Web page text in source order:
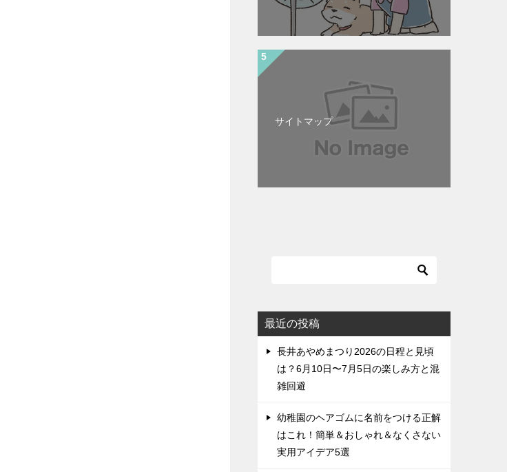
サイトマップ
最近の投稿
長井あやめまつり2026の日程と見頃
は？6月10日〜7月5日の楽しみ方と混
雑回避
幼稚園のヘアゴムに名前をつける正解
はこれ！簡単＆おしゃれ＆なくさない
実用アイデア5選